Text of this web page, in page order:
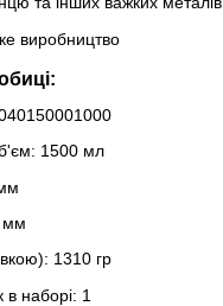
виробництво
1500 мл
мм
1310 гр
в наборі: 1